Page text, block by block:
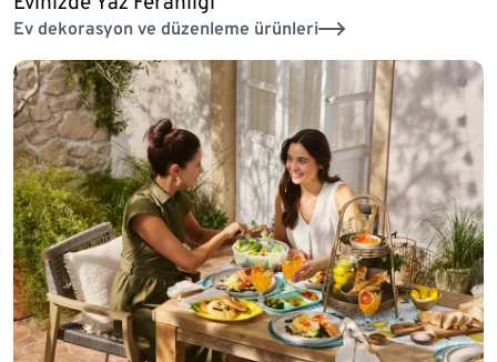
Ev dekorasyon ve düzenleme ürünleri